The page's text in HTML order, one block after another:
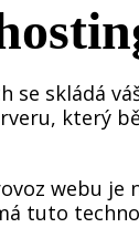
se skládá
který
webu je
tuto